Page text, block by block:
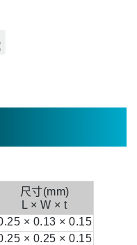
尺寸(mm)
L × W × t
× 0.13 × 0.15
× 0.25 × 0.15